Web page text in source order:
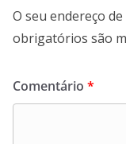
O seu endereço
obrigatórios são
Comentário *